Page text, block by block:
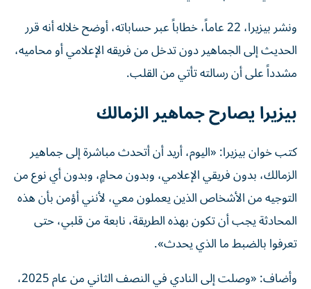
ونشر بيزيرا، 22 عاماً، خطاباً عبر حساباته، أوضح خلاله أنه قرر
الحديث إلى الجماهير دون تدخل من فريقه الإعلامي أو محاميه،
مشدداً على أن رسالته تأتي من القلب.
بيزيرا يصارح جماهير الزمالك
كتب خوان بيزيرا: «اليوم، أريد أن أتحدث مباشرة إلى جماهير
الزمالك، بدون فريقي الإعلامي، وبدون محامٍ، وبدون أي نوع من
التوجيه من الأشخاص الذين يعملون معي، لأنني أؤمن بأن هذه
المحادثة يجب أن تكون بهذه الطريقة، نابعة من قلبي، حتى
تعرفوا بالضبط ما الذي يحدث».